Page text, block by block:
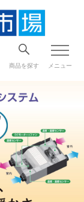
商品を探す メニュー